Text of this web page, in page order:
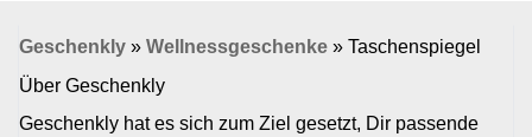
Geschenkly » Wellnessgeschenke » Taschenspiegel
Über Geschenkly
Geschenkly hat es sich zum Ziel gesetzt, Dir passende